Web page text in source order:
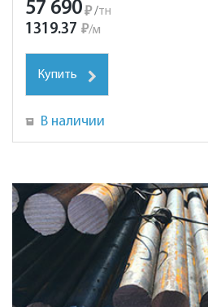
57 690₽ /тн
1319.37 ₽/м
Купить
В наличии